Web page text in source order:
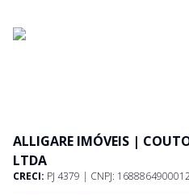
ALLIGARE IMÓVEIS |
LTDA
CRECI: PJ 4379 | CNPJ: